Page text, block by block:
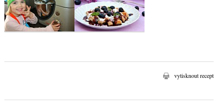
vytisknout recept